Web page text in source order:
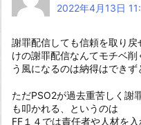
2022年4月13日
謝罪配信しても信頼を取り
けの謝罪配信なんてモチベ
う風になるのは納得はでき
ただPSO2が過去重苦しく謝
も叩かれる、というのは
FF１４では責任者や人材を